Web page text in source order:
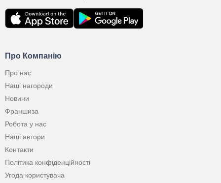
Про Компанію
Про нас
Наші нагороди
Новини
Франшиза
Робота у нас
Наші автори
Контакти
Політика конфіденційності
Угода користувача